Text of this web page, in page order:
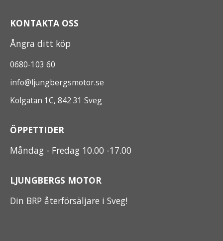
KONTAKTA OSS
Ångra ditt köp
0680-103 60
info@ljungbergsmotor.se
Kolgatan 1C, 842 31 Sveg
ÖPPETTIDER
Måndag - Fredag 10.00 -17.00
LJUNGBERGS MOTOR
Din BRP återförsäljare i Sveg!